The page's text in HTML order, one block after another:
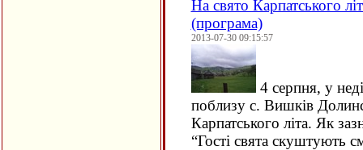
На свято Карпатського
(програма)
2013-07-30 09:15:57
4 серпня, у
поблизу с. Вишків
Карпатського літа. Як
“Гості свята скуштують